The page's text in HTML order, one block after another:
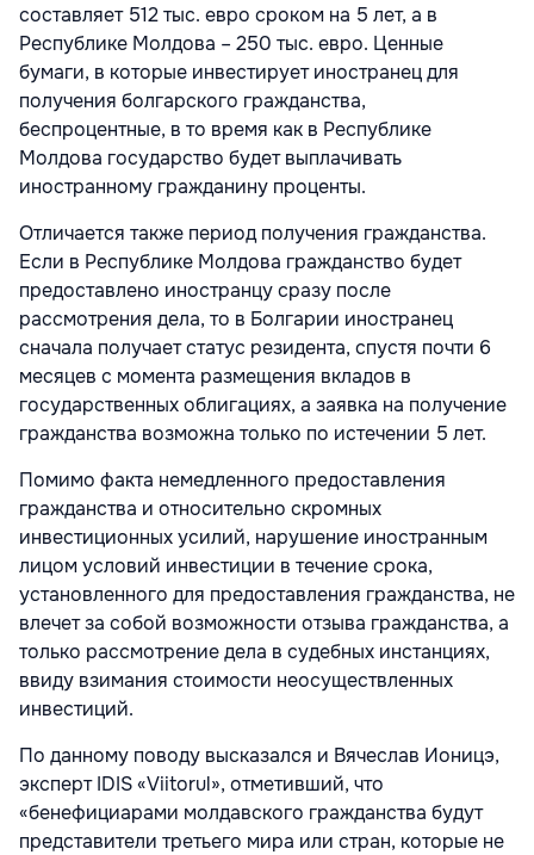
составляет 512 тыс. евро сроком на 5 лет, а в
Республике Молдова – 250 тыс. евро. Ценные
бумаги, в которые инвестирует иностранец для
получения болгарского гражданства,
беспроцентные, в то время как в Республике
Молдова государство будет выплачивать
иностранному гражданину проценты.
Отличается также период получения гражданства.
Если в Республике Молдова гражданство будет
предоставлено иностранцу сразу после
рассмотрения дела, то в Болгарии иностранец
сначала получает статус резидента, спустя почти 6
месяцев с момента размещения вкладов в
государственных облигациях, а заявка на получение
гражданства возможна только по истечении 5 лет.
Помимо факта немедленного предоставления
гражданства и относительно скромных
инвестиционных усилий, нарушение иностранным
лицом условий инвестиции в течение срока,
установленного для предоставления гражданства, не
влечет за собой возможности отзыва гражданства, а
только рассмотрение дела в судебных инстанциях,
ввиду взимания стоимости неосуществленных
инвестиций.
По данному поводу высказался и Вячеслав Ионицэ,
эксперт IDIS «Viitorul», отметивший, что
«бенефициарами молдавского гражданства будут
представители третьего мира или стран, которые не